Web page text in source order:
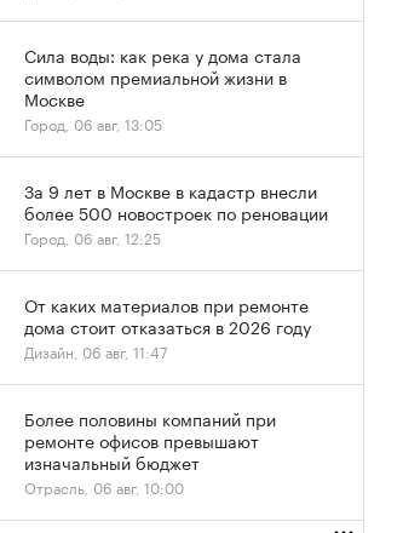
Сила воды: как река у дома стала
символом премиальной жизни в
Москве
Город, 06 авг, 13:05
За 9 лет в Москве в кадастр внесли
более 500 новостроек по реновации
Город, 06 авг, 12:25
От каких материалов при ремонте
дома стоит отказаться в 2026 году
Дизайн, 06 авг, 11:47
Более половины компаний при
ремонте офисов превышают
изначальный бюджет
Отрасль, 06 авг, 10:00